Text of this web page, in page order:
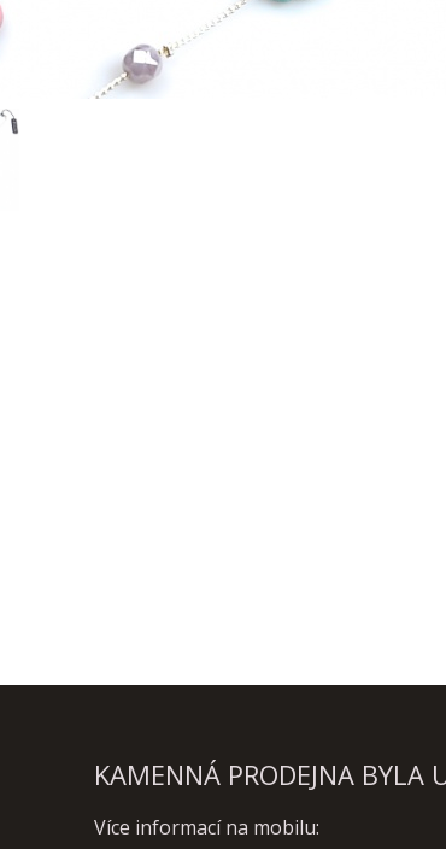
KAMENNÁ PRODEJNA BYLA
Více informací na mobilu: